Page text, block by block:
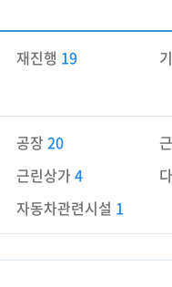
재진행 19
공장20
근린상가4
자동차관련시설 1